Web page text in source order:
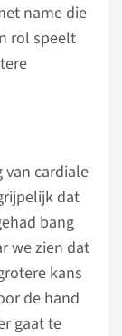
name die
rol speelt
van cardiale
dat
bang
we zien dat
kans
de hand
gaat te